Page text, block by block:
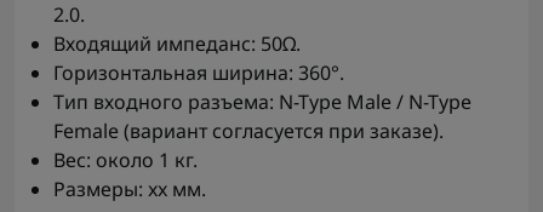
2.0.
Входящий импеданс: 50Ω.
Горизонтальная ширина: 360°.
Тип входного разъема: N-Type Male / N-Type
Female (вариант согласуется при заказе).
Вес: около 1 кг.
Размеры: xx мм.